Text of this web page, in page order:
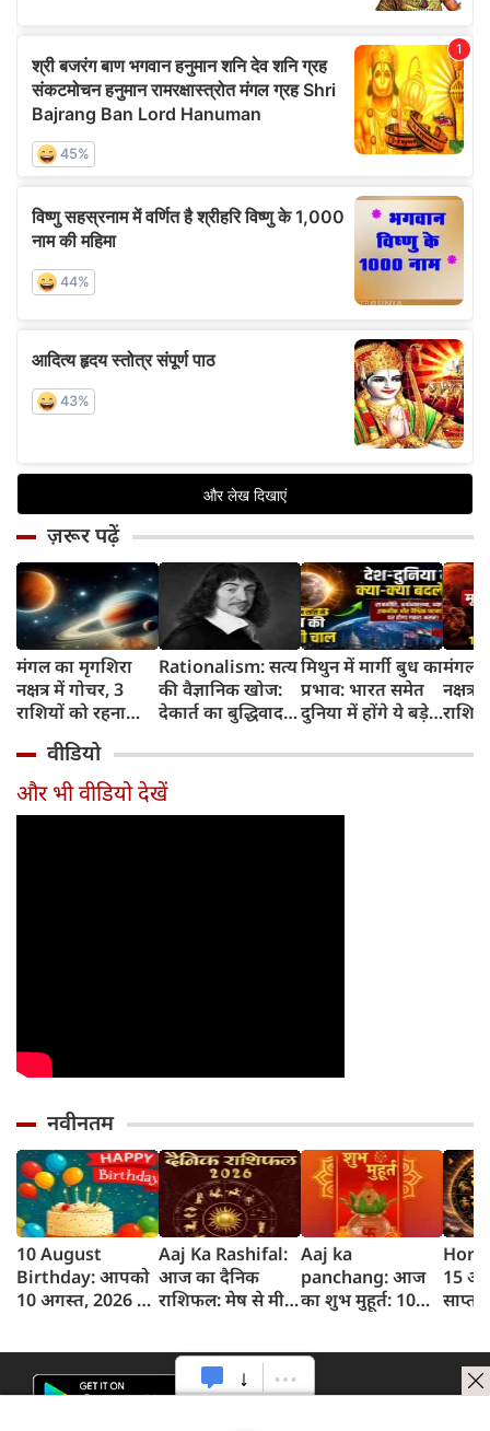
ज़रूर पढ़ें
मंगल का मृगशिरा
नक्षत्र में गोचर, 3
राशियों को रहना
सावधान
Rationalism: सत्य
की वैज्ञानिक खोज:
देकार्त का बुद्धिवाद
का जन्म
मिथुन में मार्गी बुध का
प्रभाव: भारत समेत
दुनिया में होंगे ये बड़े
मंगल
नक्षत्र
किसे
वीडियो
और भी वीडियो देखें
नवीनतम
10 August
Birthday: आपको
10 अगस्त, 2026 के
Aaj Ka Rashifal:
आज का दैनिक
राशिफल: मेष से मीन
2026)
Aaj ka
panchang: आज
का शुभ मुहूर्त: 10
और शुभ समय
15